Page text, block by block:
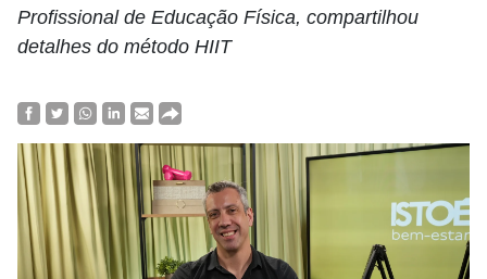
Profissional de Educação Física, compartilhou
detalhes do método HIIT